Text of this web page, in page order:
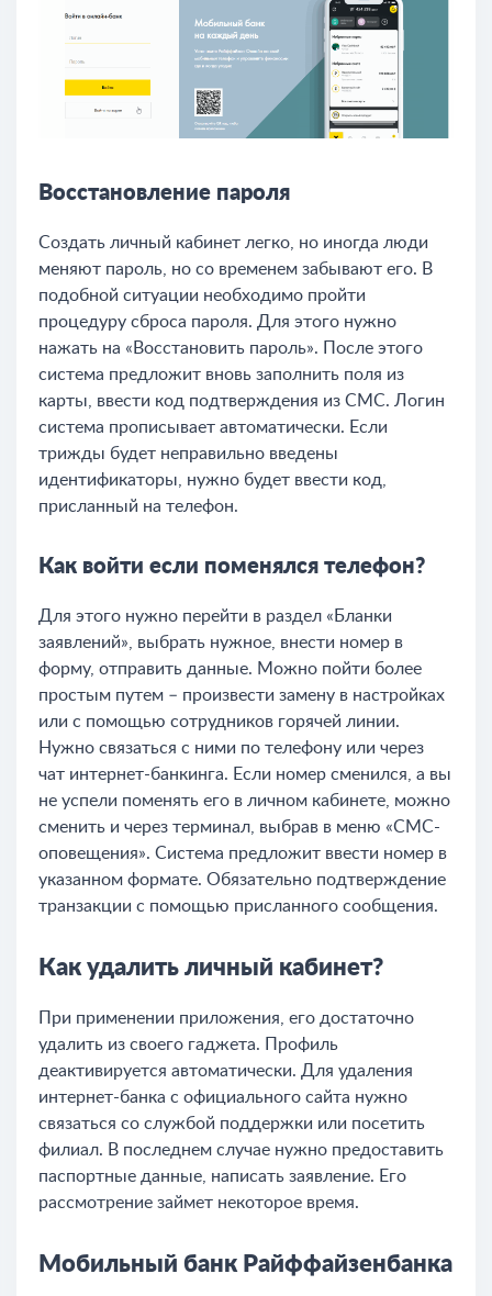
Восстановление пароля
Создать личный кабинет легко, но иногда люди
меняют пароль, но со временем забывают его. В
подобной ситуации необходимо пройти
процедуру сброса пароля. Для этого нужно
нажать на «Восстановить пароль». После этого
система предложит вновь заполнить поля из
карты, ввести код подтверждения из СМС. Логин
система прописывает автоматически. Если
трижды будет неправильно введены
идентификаторы, нужно будет ввести код,
присланный на телефон.
Как войти если поменялся телефон?
Для этого нужно перейти в раздел «Бланки
заявлений», выбрать нужное, внести номер в
форму, отправить данные. Можно пойти более
простым путем – произвести замену в настройках
или с помощью сотрудников горячей линии.
Нужно связаться с ними по телефону или через
чат интернет-банкинга. Если номер сменился, а вы
не успели поменять его в личном кабинете, можно
сменить и через терминал, выбрав в меню «СМС-
оповещения». Система предложит ввести номер в
указанном формате. Обязательно подтверждение
транзакции с помощью присланного сообщения.
Как удалить личный кабинет?
При применении приложения, его достаточно
удалить из своего гаджета. Профиль
деактивируется автоматически. Для удаления
интернет-банка с официального сайта нужно
связаться со службой поддержки или посетить
филиал. В последнем случае нужно предоставить
паспортные данные, написать заявление. Его
рассмотрение займет некоторое время.
Мобильный банк Райффайзенбанка